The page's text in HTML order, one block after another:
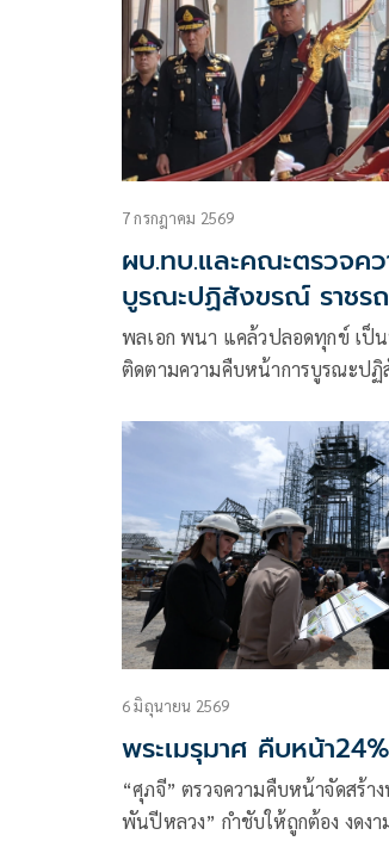
7 กรกฎาคม 2569
ผบ.ทบ.และคณะตรวจค
บูรณะปฏิสังขรณ์ ราชรถ
ราชพิธีถวายพระเพลิงพ
พันปีหลวง
พลเอก พนา แคล้วปลอดทุกข์ เป็น
ติดตามความคืบหน้าการบูรณะปฏิ
6 มิถุนายน 2569
พระเมรุมาศ คืบหน้า
“ศุภจี” ตรวจความคืบหน้าจัดสร้า
พันปีหลวง” กำชับให้ถูกต้อง งดงา